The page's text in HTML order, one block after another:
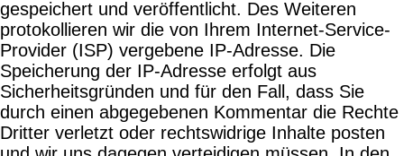
gespeichert und veröffentlicht. Des Weiteren
protokollieren wir die von Ihrem Internet-Service-
Provider (ISP) vergebene IP-Adresse. Die
Speicherung der IP-Adresse erfolgt aus
Sicherheitsgründen und für den Fall, dass Sie
durch einen abgegebenen Kommentar die Rechte
Dritter verletzt oder rechtswidrige Inhalte posten